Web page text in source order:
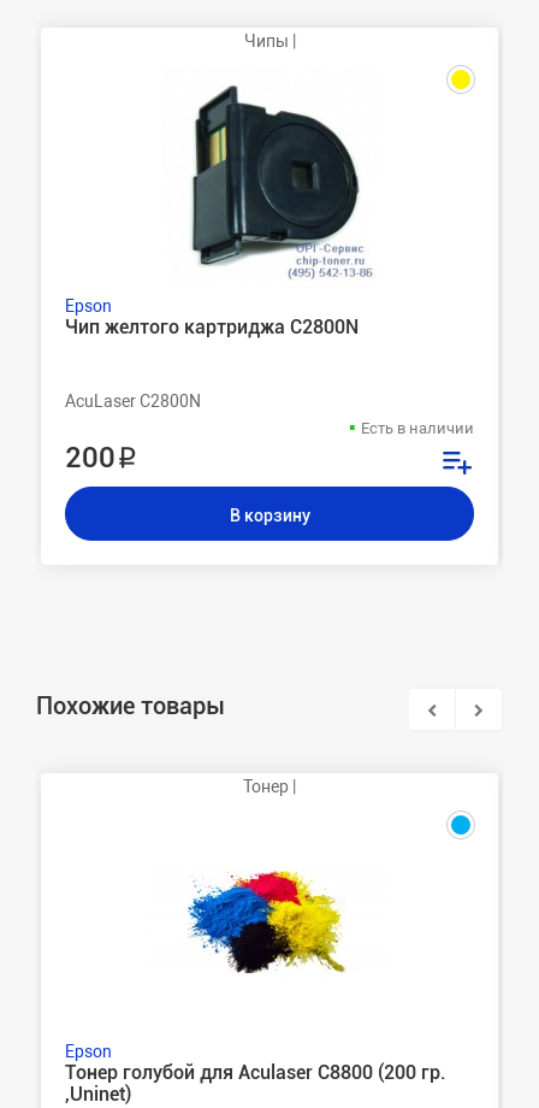
Чипы |
Epson
Чип желтого картриджа C2800N
AcuLaser C2800N
Есть в наличии
200 ₽
В корзину
Похожие товары
Тонер |
Epson
Тонер голубой для Aculaser C8800 (200 гр.
,Uninet)